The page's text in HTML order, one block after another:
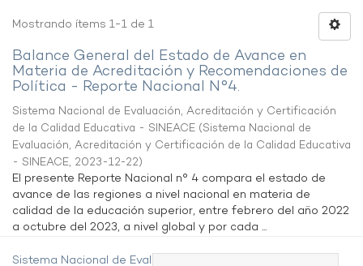
Mostrando ítems 1-1 de 1
Balance General del Estado de Avance en
Materia de Acreditación y Recomendaciones de
Política - Reporte Nacional N°4.
Sistema Nacional de Evaluación, Acreditación y Certificación
de la Calidad Educativa - SINEACE (Sistema Nacional de
Evaluación, Acreditación y Certificación de la Calidad Educativa
- SINEACE, 2023-12-22)
El presente Reporte Nacional n° 4 compara el estado de
avance de las regiones a nivel nacional en materia de
calidad de la educación superior, entre febrero del año 2022
a octubre del 2023, a nivel global y por cada ...
Sistema Nacional de Evaluación,